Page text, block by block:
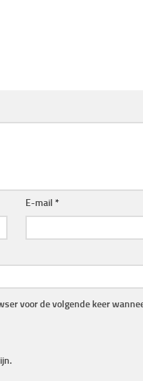
E-mail *
voor de volgende keer